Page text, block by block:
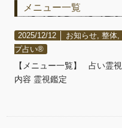
メニュー一覧
2025/12/12 │ お知らせ, 整体,
プ占い®️
【メニュー一覧】 占い霊
内容 霊視鑑定